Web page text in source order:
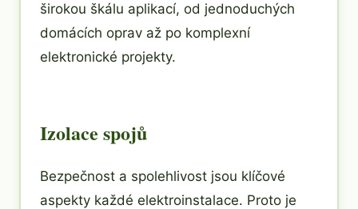
širokou škálu aplikací, od jednoduchých
domácích oprav až po komplexní
elektronické projekty.
Izolace spojů
Bezpečnost a spolehlivost jsou klíčové
aspekty každé elektroinstalace. Proto je